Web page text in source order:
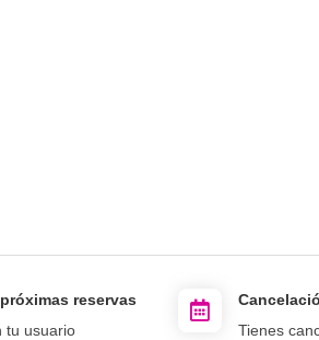
reservas
tu usuario
Tienes